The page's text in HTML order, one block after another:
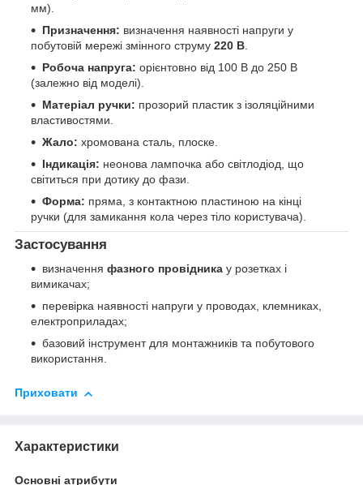
мм).
Призначення: визначення наявності напруги у
побутовій мережі змінного струму 220 В
Робоча напруга: орієнтовно від 100 В до 250 В
(залежно від моделі).
Матеріал ручки: прозорий пластик з ізоляційними
властивостями.
Жало: хромована сталь, плоске.
Індикація: неонова лампочка або світлодіод, що
світиться при дотику до фази.
Форма: пряма, з контактною пластиною на кінці
ручки (для замикання кола через тіло користувача).
Застосування
визначення фазного провідника у розетках і
вимикачах;
перевірка наявності напруги у проводах, клемниках,
електроприладах;
базовий інструмент для монтажників та побутового
використання.
Приховати
Характеристики
Основні атрибути